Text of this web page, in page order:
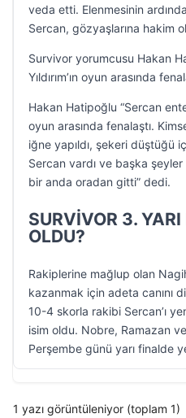
veda etti. Elenmesinin
Sercan, gözyaşlarına hakim
Survivor yorumcusu Hakan
Yıldırım’ın oyun arasında
Hakan Hatipoğlu “Sercan
oyun arasında fenalaştı.
iğne yapıldı, şekeri düştüğü
Sercan vardı ve başka
bir anda oradan gitti” dedi.
SURVİVOR 3.
OLDU?
Rakiplerine mağlup olan
kazanmak için adeta canını
10-4 skorla rakibi Sercan’ı
isim oldu. Nobre, Ramazan
Perşembe günü yarı finalde
1 yazı görüntüleniyor (toplam 1)